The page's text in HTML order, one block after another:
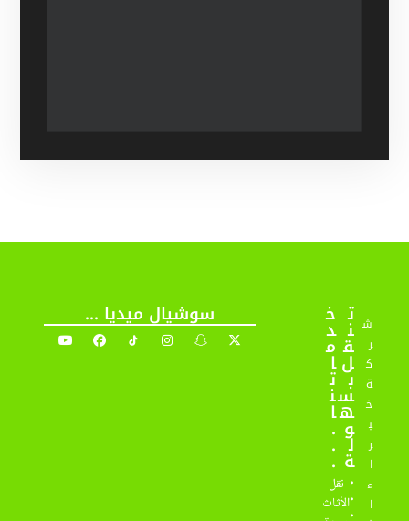
ش
ر
ك
ة
خ
ب
ر
ا
ء
ا
ت
ن
ق
ل
ب
س
ه
و
ل
ة
.
.
.
خ
د
م
ا
ت
ن
ا
.
.
.
نقل
الأثاث
سوشيال ميديا ...